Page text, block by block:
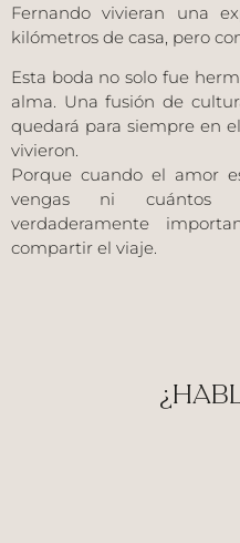
Fernando vivieran una
kilómetros de casa, pero
Esta boda no solo fue
alma. Una fusión de
quedará para siempre en
vivieron.
Porque cuando el amor
vengas ni cuántos
verdaderamente
compartir el viaje.